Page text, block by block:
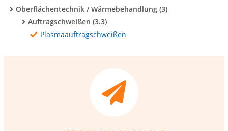
Oberflächentechnik / Wärmebehandlung (3)
Auftragschweißen (3.3)
Plasmaauftragschweißen